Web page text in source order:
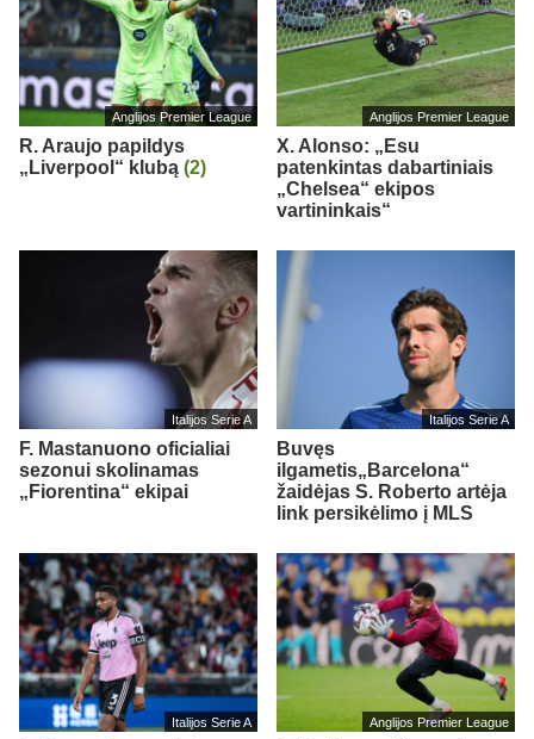
Anglijos Premier League
R. Araujo papildys
„Liverpool“ klubą (2)
Anglijos Premier League
X. Alonso: „Esu
patenkintas dabartiniais
„Chelsea“ ekipos
vartininkais“
Italijos Serie A
F. Mastanuono oficialiai
sezonui skolinamas
„Fiorentina“ ekipai
Italijos Serie A
Buvęs
ilgametis„Barcelona“
žaidėjas S. Roberto artėja
link persikėlimo į MLS
Italijos Serie A Anglijos Premier League